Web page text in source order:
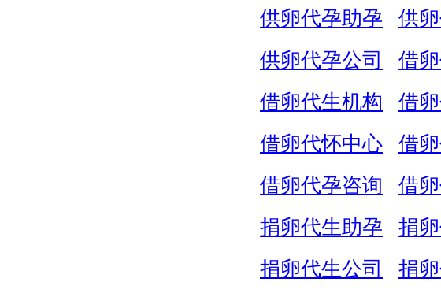
供卵代孕助孕
供
供卵代孕公司
借
借卵代生机构
借
借卵代怀中心
借
借卵代孕咨询
借
捐卵代生助孕
捐
捐卵代生公司
捐